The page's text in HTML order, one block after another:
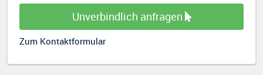
Unverbindlich anfragen
Zum Kontaktformular